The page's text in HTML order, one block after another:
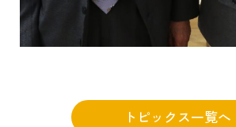
トピックス一覧へ